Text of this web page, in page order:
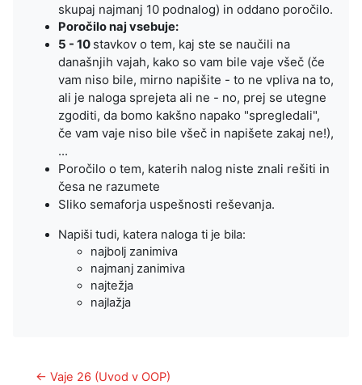
skupaj najmanj 10 podnalog) in oddano poročilo.
Poročilo naj vsebuje:
5 - 10 stavkov o tem, kaj ste se naučili na
današnjih vajah, kako so vam bile vaje všeč (če
vam niso bile, mirno napišite - to ne vpliva na to,
ali je naloga sprejeta ali ne - no, prej se utegne
zgoditi, da bomo kakšno napako "spregledali",
če vam vaje niso bile všeč in napišete zakaj ne!),
...
Poročilo o tem, katerih nalog niste znali rešiti in
česa ne razumete
Sliko semaforja uspešnosti reševanja.
Napiši tudi, katera naloga ti je bila:
najbolj zanimiva
najmanj zanimiva
najtežja
najlažja
← Vaje 26 (Uvod v OOP)